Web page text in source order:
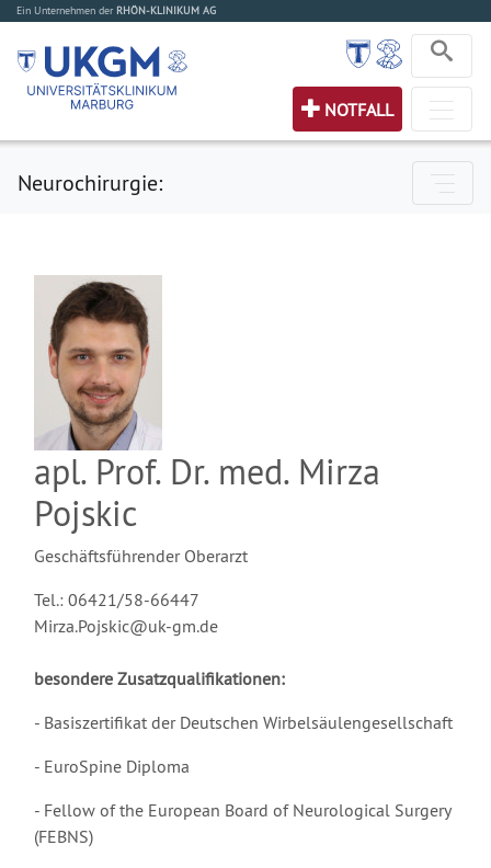
Ein Unternehmen der RHÖN-KLINIKUM AG
NOTFALL
Neurochirurgie:
apl. Prof. Dr. med. Mirza
Pojskic
Geschäftsführender Oberarzt
Tel.: 06421/58-66447
Mirza.Pojskic@uk-gm.de
besondere Zusatzqualifikationen:
- Basiszertifikat der Deutschen Wirbelsäulengesellschaft
- EuroSpine Diploma
- Fellow of the European Board of Neurological Surgery
(FEBNS)